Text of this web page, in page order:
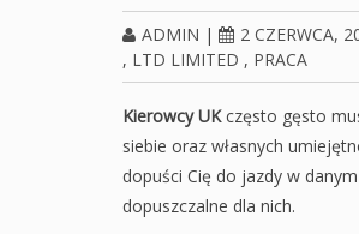
ADMIN | 2 CZERWCA,
, LTD LIMITED , PRACA
Kierowcy UKczęsto gęsto
siebie oraz własnych
dopuści Cię do jazdy w
dopuszczalne dla nich.